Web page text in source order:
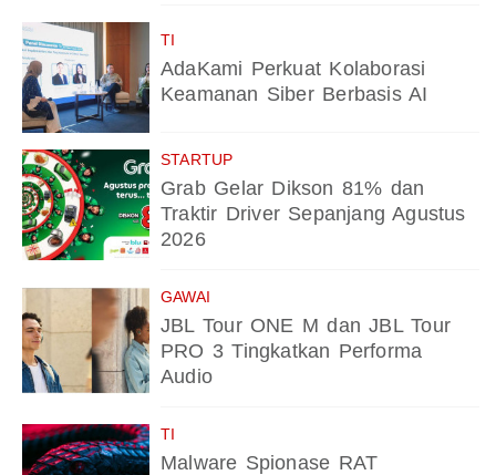
TI
AdaKami Perkuat Kolaborasi
Keamanan Siber Berbasis AI
STARTUP
Grab Gelar Dikson 81% dan
Traktir Driver Sepanjang Agustus
2026
GAWAI
JBL Tour ONE M dan JBL Tour
PRO 3 Tingkatkan Performa
Audio
TI
Malware Spionase RAT